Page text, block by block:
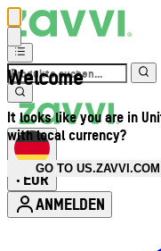
Welcome
It looks like you are in
with local currency?
GO TO US.ZAVVI.COM
• EUR
ANMELDEN